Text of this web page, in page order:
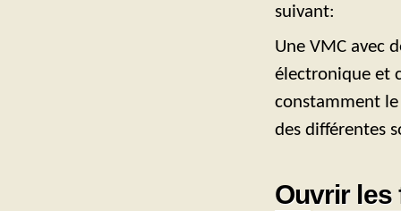
suivant:
Une VMC avec
électronique et
constamment
des différentes
Ouvrir les